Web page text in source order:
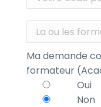
Ma demande
formateur
Oui
Non